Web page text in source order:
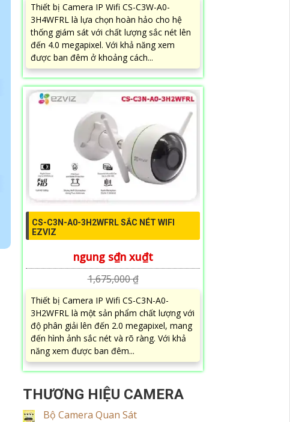
Thiết bị Camera IP Wifi CS-C3W-A0-
3H4WFRL là lựa chọn hoàn hảo cho hệ
thống giám sát với chất lượng sắc nét lên
đến 4.0 megapixel. Với khả năng xem
được ban đêm ở khoảng cách...
CS-C3N-A0-3H2WFRL SẮC NÉT WIFI
EZVIZ
ngung s₫n xu₫t
1,675,000 ₫
Thiết bị Camera IP Wifi CS-C3N-A0-
3H2WFRL là một sản phẩm chất lượng với
độ phân giải lên đến 2.0 megapixel, mang
đến hình ảnh sắc nét và rõ ràng. Với khả
năng xem được ban đêm...
THƯƠNG HIỆU CAMERA
Bộ Camera Quan Sát